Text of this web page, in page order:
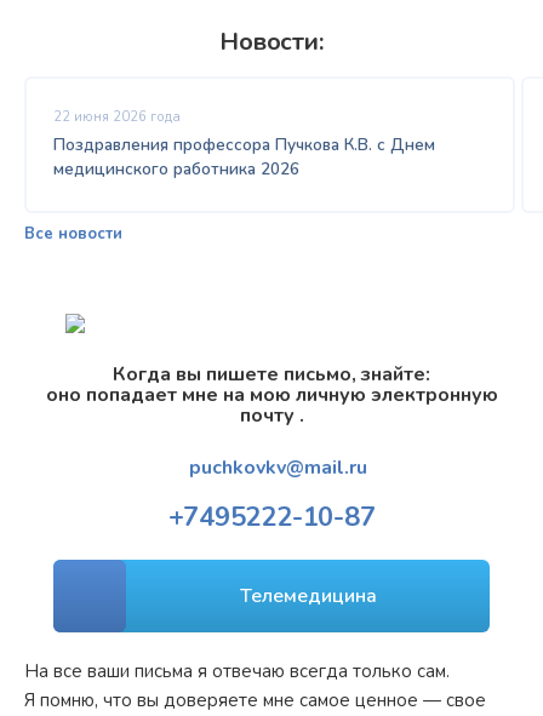
Новости:
22 июня 2026 года
Поздравления профессора Пучкова К.В. с Днем
медицинского работника 2026
Все новости
Когда вы пишете письмо, знайте:
оно попадает мне на мою личную электронную
почту .
puchkovkv@mail.ru
+7495222-10-87
Телемедицина
На все ваши письма я отвечаю всегда только сам.
Я помню, что вы доверяете мне самое ценное — свое